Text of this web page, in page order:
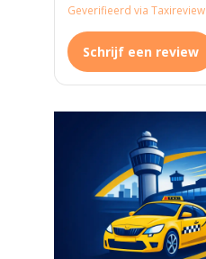
Geverifieerd via Taxireview
Schrijf een review